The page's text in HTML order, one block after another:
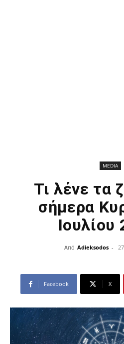
MEDIA
Τι λένε τα
σήμερα
Ιουλίου
Από Adieksodos -
Facebook X